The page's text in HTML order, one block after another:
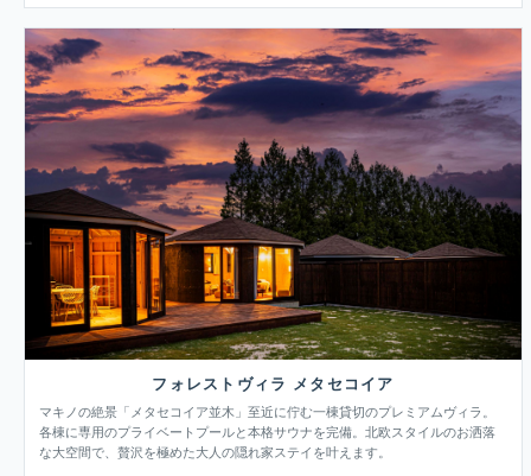
フォレストヴィラ メタセコイア
マキノの絶景「メタセコイア並木」至近に佇む一棟貸切のプレミアムヴィラ。
各棟に専用のプライベートプールと本格サウナを完備。北欧スタイルのお洒落
な大空間で、贅沢を極めた大人の隠れ家ステイを叶えます。